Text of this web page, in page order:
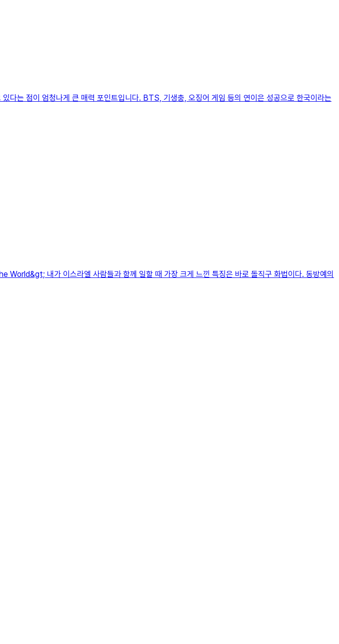
다는 점이 엄청나게 큰 매력 포인트입니다. BTS, 기생충, 오징어 게임 등의 연이은 성공으로 한국이라는
내가 이스라엘 사람들과 함께 일할 때 가장 크게 느낀 특징은 바로 돌직구 화법이다. 동방예의